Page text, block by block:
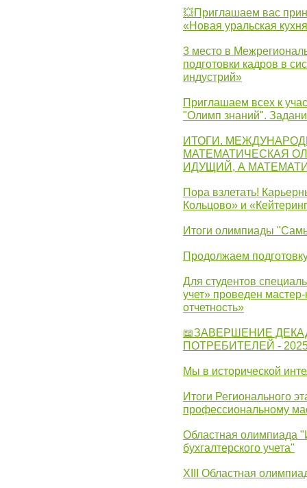
💥Приглашаем вас
«Новая уральская
3 место в
подготовки кадров в
индустрий»
Приглашаем всех к
"Олимп знаний".
ИТОГИ.
МАТЕМАТИЧЕСКАЯ
ИДУЩИЙ, А
Пора взлетать!
Кольцово» и
Итоги олимпиады
Продолжаем
Для студентов
учет» проведен
отчетность»
📖ЗАВЕРШЕНИЕ
ПОТРЕБИТЕЛЕЙ -
Мы в исторической
Итоги Регионального
профессиональному
Областная олимпиада
бухгалтерского учета"
XIII Областная